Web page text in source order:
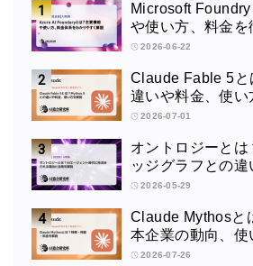
Microsoft
や使い方、料金を
2026-06-22
Claude Fable 5と
違いや料金、使い
2026-07-01
オントロジーと
ッジグラフとの
りやすく解説
2026-05-29
Claude Mythosと
本企業の動向、使
2026-07-26